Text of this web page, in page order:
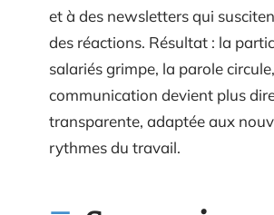
et à des newsletters qui
des réactions. Résultat : la
salariés grimpe, la parole
communication devient plus
transparente, adaptée aux
rythmes du travail.